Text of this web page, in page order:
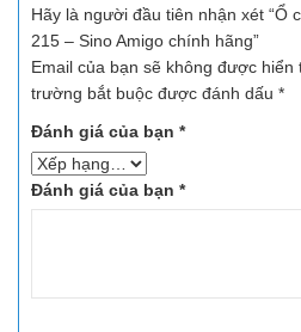
Hãy là người đầu tiên nhận xét “Ổ
215 – Sino Amigo chính hãng”
Email của bạn sẽ không được hiển
trường bắt buộc được đánh dấu *
Đánh giá của bạn *
Đánh giá của bạn *